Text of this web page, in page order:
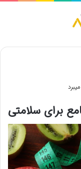
برای سلامتی